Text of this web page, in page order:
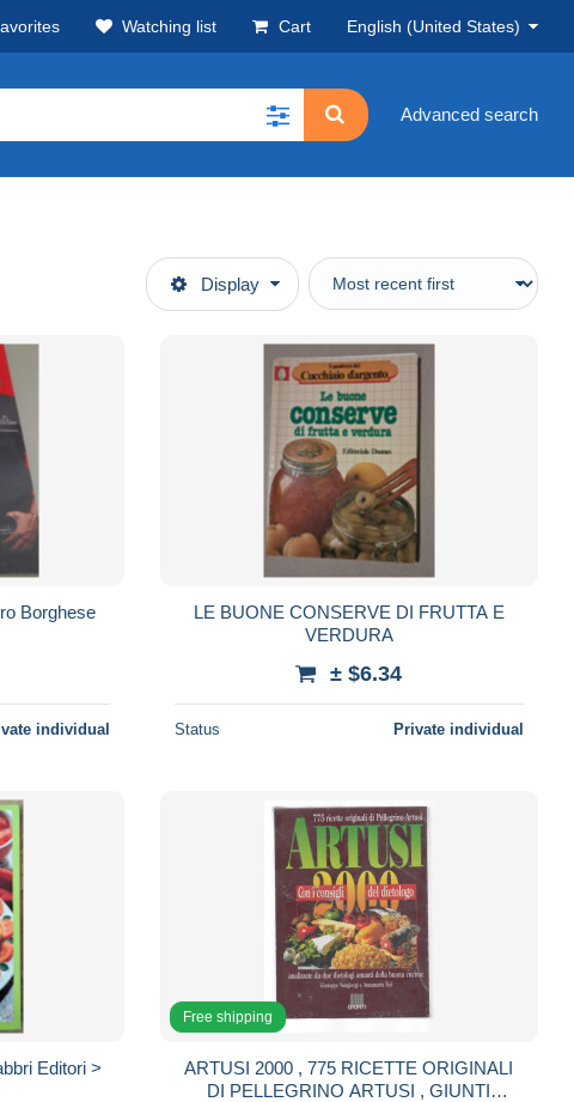
Watching list Cart English (United States)
Advanced search
Display
Borghese
individual
LE BUONE CONSERVE DI FRUTTA E
VERDURA
± $6.34
Status Private individual
Editori >
Free shipping
ARTUSI 2000 , 775 RICETTE ORIGINALI
DI PELLEGRINO ARTUSI , GIUNTI